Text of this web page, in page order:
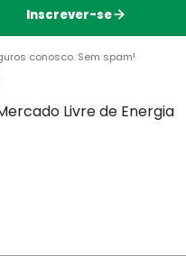
Inscrever-se
conosco. Sem spam!
Livre de Energia